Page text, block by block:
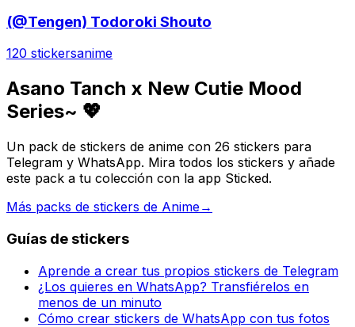
(@Tengen) Todoroki Shouto
120 stickersanime
Asano Tanch x New Cutie Mood
Series~ 💖
Un pack de stickers de anime con 26 stickers para
Telegram y WhatsApp. Mira todos los stickers y añade
este pack a tu colección con la app Sticked.
Más packs de stickers de Anime→
Guías de stickers
Aprende a crear tus propios stickers de Telegram
¿Los quieres en WhatsApp? Transfiérelos en
menos de un minuto
Cómo crear stickers de WhatsApp con tus fotos